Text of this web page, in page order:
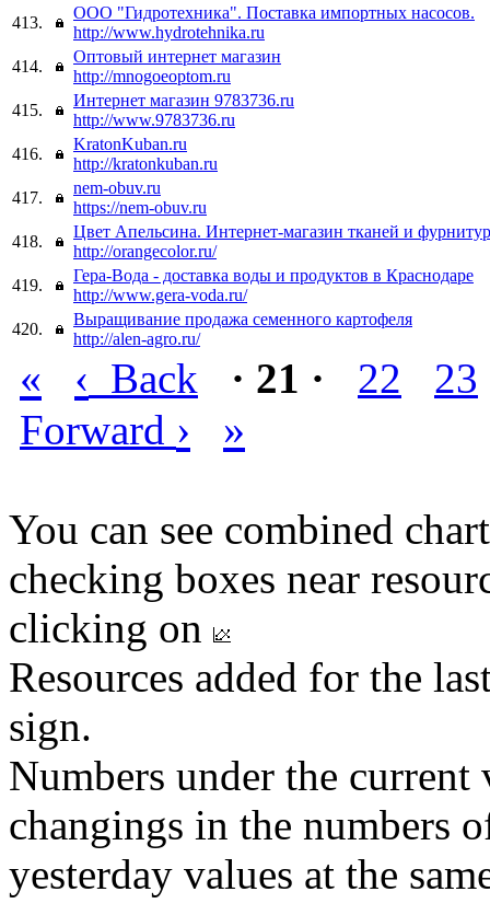
413.
ООО "Гидротехника". Поставка импортных насосов.
http://www.hydrotehnika.ru
414.
Оптовый интернет магазин
http://mnogoeoptom.ru
415.
Интернет магазин 9783736.ru
http://www.9783736.ru
416.
KratonKuban.ru
http://kratonkuban.ru
417.
nem-obuv.ru
https://nem-obuv.ru
418.
Цвет Апельсина. Интернет-магазин тканей и
http://orangecolor.ru/
419.
Гера-Вода - доставка воды и продуктов в Краснодаре
http://www.gera-voda.ru/
420.
Выращивание продажа семенного картофеля
http://alen-agro.ru/
« ‹ Back · 21 · 22
23
Forward › »
You can see combined
checking boxes near
clicking on
Resources added for the
sign.
Numbers under the
changings in the numbers
yesterday values at the